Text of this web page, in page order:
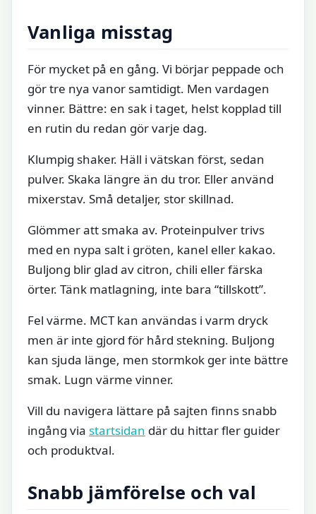
Vanliga misstag
För mycket på en gång. Vi börjar peppade och
gör tre nya vanor samtidigt. Men vardagen
vinner. Bättre: en sak i taget, helst kopplad till
en rutin du redan gör varje dag.
Klumpig shaker. Häll i vätskan först, sedan
pulver. Skaka längre än du tror. Eller använd
mixerstav. Små detaljer, stor skillnad.
Glömmer att smaka av. Proteinpulver trivs
med en nypa salt i gröten, kanel eller kakao.
Buljong blir glad av citron, chili eller färska
örter. Tänk matlagning, inte bara “tillskott”.
Fel värme. MCT kan användas i varm dryck
men är inte gjord för hård stekning. Buljong
kan sjuda länge, men stormkok ger inte bättre
smak. Lugn värme vinner.
Vill du navigera lättare på sajten finns snabb
ingång via startsidan där du hittar fler guider
och produktval.
Snabb jämförelse och val